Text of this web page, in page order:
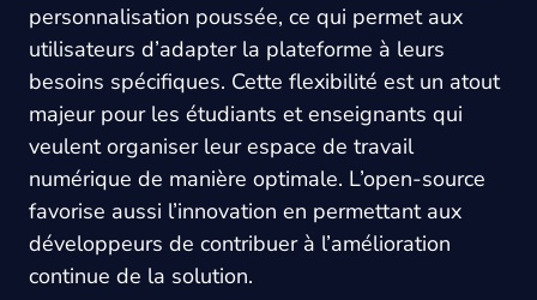
personnalisation poussée, ce qui permet aux
utilisateurs d’adapter la plateforme à leurs
besoins spécifiques. Cette flexibilité est un atout
majeur pour les étudiants et enseignants qui
veulent organiser leur espace de travail
numérique de manière optimale. L’open-source
favorise aussi l’innovation en permettant aux
développeurs de contribuer à l’amélioration
continue de la solution.